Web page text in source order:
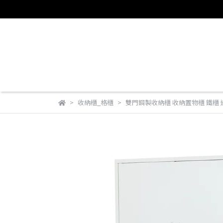
收納櫃_格櫃 雙門鋼製收納櫃 收納置物櫃 鐵櫃